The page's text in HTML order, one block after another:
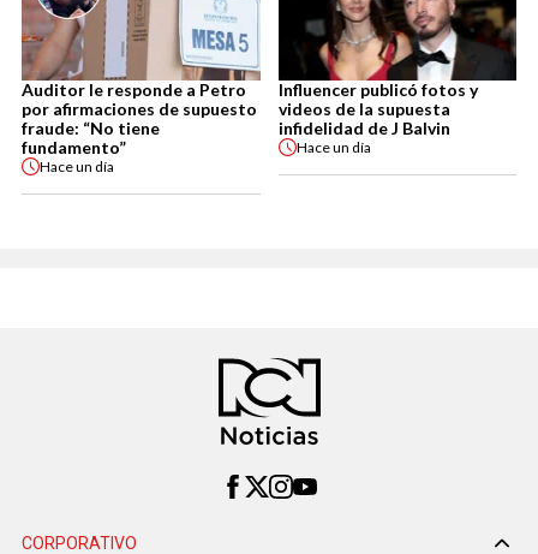
Auditor le responde a Petro
por afirmaciones de supuesto
fraude: “No tiene
fundamento”
Haceun día
Influencer publicó fotos y
videos de la supuesta
infidelidad de J Balvin
Haceun día
CORPORATIVO